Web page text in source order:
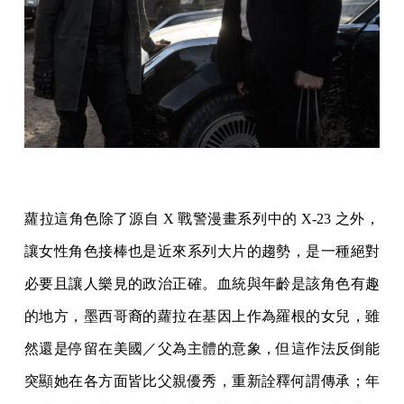
蘿拉這角色除了源自 X 戰警漫畫系列中的 X-23 之外，
讓女性角色接棒也是近來系列大片的趨勢，是一種絕對
必要且讓人樂見的政治正確。血統與年齡是該角色有趣
的地方，墨西哥裔的蘿拉在基因上作為羅根的女兒，雖
然還是停留在美國／父為主體的意象，但這作法反倒能
突顯她在各方面皆比父親優秀，重新詮釋何謂傳承；年